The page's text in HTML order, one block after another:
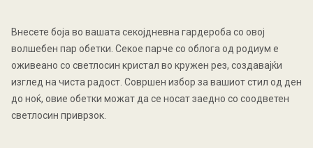
Внесете боја во вашата секојдневна гардероба со овој
волшебен пар обетки. Секое парче со облога од родиум е
оживеано со светлосин кристал во кружен рез, создавајќи
изглед на чиста радост. Совршен избор за вашиот стил од ден
до ноќ, овие обетки можат да се носат заедно со соодветен
светлосин приврзок.